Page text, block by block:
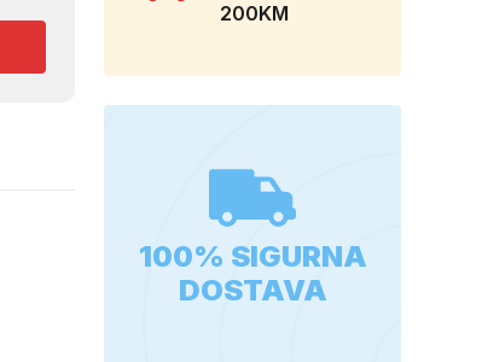
200KM
100% SIGURNA
DOSTAVA